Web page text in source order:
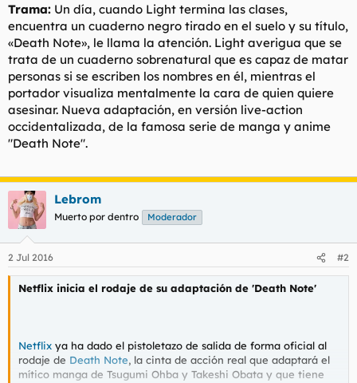
Trama: Un día, cuando Light termina las clases,
encuentra un cuaderno negro tirado en el suelo y su título,
«Death Note», le llama la atención. Light averigua que se
trata de un cuaderno sobrenatural que es capaz de matar
personas si se escriben los nombres en él, mientras el
portador visualiza mentalmente la cara de quien quiere
asesinar. Nueva adaptación, en versión live-action
occidentalizada, de la famosa serie de manga y anime
"Death Note".
Lebrom
Muerto por dentro Moderador
2 Jul 2016 #2
Netflix inicia el rodaje de su adaptación de 'Death Note'
Netflix ya ha dado el pistoletazo de salida de forma oficial al
rodaje de Death Note, la cinta de acción real que adaptará el
mítico manga de Tsugumi Ohba y Takeshi Obata y que tiene